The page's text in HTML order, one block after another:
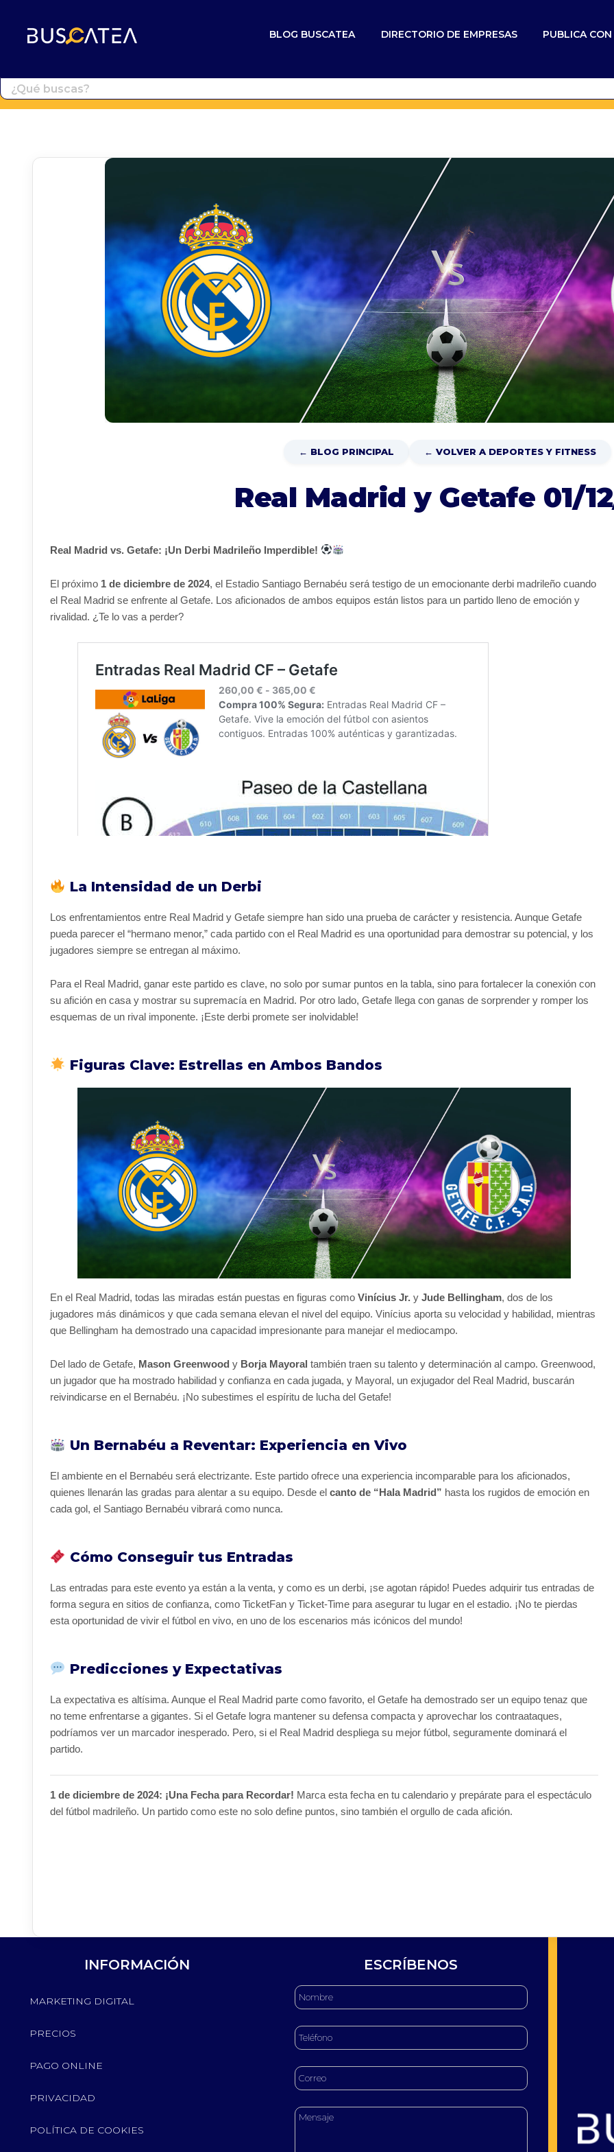
BLOG BUSCATEA DIRECTORIO DE EMPRESAS PUBLICA
← BLOG PRINCIPAL ← VOLVER A DEPORTES Y FITNESS
Real Madrid y Getafe 01/
Real Madrid vs. Getafe: ¡Un Derbi Madrileño Imperdible!
El próximo 1 de diciembre de 2024, el Estadio Santiago Bernabéu será testigo de un emocionante derbi madrileño cuando
el Real Madrid se enfrente al Getafe. Los aficionados de ambos equipos están listos para un partido lleno de emoción y
rivalidad. ¿Te lo vas a perder?
La Intensidad de un Derbi
Los enfrentamientos entre Real Madrid y Getafe siempre han sido una prueba de carácter y resistencia. Aunque Getafe
pueda parecer el “hermano menor,” cada partido con el Real Madrid es una oportunidad para demostrar su potencial, y los
jugadores siempre se entregan al máximo.
Para el Real Madrid, ganar este partido es clave, no solo por sumar puntos en la tabla, sino para fortalecer la conexión con
su afición en casa y mostrar su supremacía en Madrid. Por otro lado, Getafe llega con ganas de sorprender y romper los
esquemas de un rival imponente. ¡Este derbi promete ser inolvidable!
Figuras Clave: Estrellas en Ambos Bandos
En el Real Madrid, todas las miradas están puestas en figuras como Vinícius Jr. y Jude Bellingham, dos de los
jugadores más dinámicos y que cada semana elevan el nivel del equipo. Vinícius aporta su velocidad y habilidad, mientras
que Bellingham ha demostrado una capacidad impresionante para manejar el mediocampo.
Del lado de Getafe, Mason Greenwood y Borja Mayoral también traen su talento y determinación al campo. Greenwood,
un jugador que ha mostrado habilidad y confianza en cada jugada, y Mayoral, un exjugador del Real Madrid, buscarán
reivindicarse en el Bernabéu. ¡No subestimes el espíritu de lucha del Getafe!
Un Bernabéu a Reventar: Experiencia en Vivo
El ambiente en el Bernabéu será electrizante. Este partido ofrece una experiencia incomparable para los aficionados,
quienes llenarán las gradas para alentar a su equipo. Desde el canto de “Hala Madrid” hasta los rugidos de emoción en
cada gol, el Santiago Bernabéu vibrará como nunca.
Cómo Conseguir tus Entradas
Las entradas para este evento ya están a la venta, y como es un derbi, ¡se agotan rápido! Puedes adquirir tus entradas de
forma segura en sitios de confianza, como TicketFan y Ticket-Time para asegurar tu lugar en el estadio. ¡No te pierdas
esta oportunidad de vivir el fútbol en vivo, en uno de los escenarios más icónicos del mundo!
Predicciones y Expectativas
La expectativa es altísima. Aunque el Real Madrid parte como favorito, el Getafe ha demostrado ser un equipo tenaz que
no teme enfrentarse a gigantes. Si el Getafe logra mantener su defensa compacta y aprovechar los contraataques,
podríamos ver un marcador inesperado. Pero, si el Real Madrid despliega su mejor fútbol, seguramente dominará el
partido.
1 de diciembre de 2024: ¡Una Fecha para Recordar! Marca esta fecha en tu calendario y prepárate para el espectáculo
del fútbol madrileño. Un partido como este no solo define puntos, sino también el orgullo de cada afición.
INFORMACIÓN
MARKETING DIGITAL
PRECIOS
PAGO ONLINE
PRIVACIDAD
POLÍTICA DE COOKIES
ESCRÍBENOS